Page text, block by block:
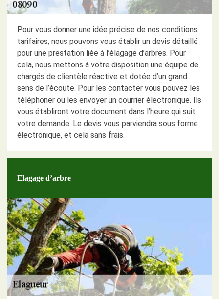
Pour vous donner une idée précise de nos conditions
tarifaires, nous pouvons vous établir un devis détaillé
pour une prestation liée à l’élagage d’arbres. Pour
cela, nous mettons à votre disposition une équipe de
chargés de clientèle réactive et dotée d’un grand
sens de l’écoute. Pour les contacter vous pouvez les
téléphoner ou les envoyer un courrier électronique. Ils
vous établiront votre document dans l’heure qui suit
votre demande. Le devis vous parviendra sous forme
électronique, et cela sans frais.
Elagage d’arbre